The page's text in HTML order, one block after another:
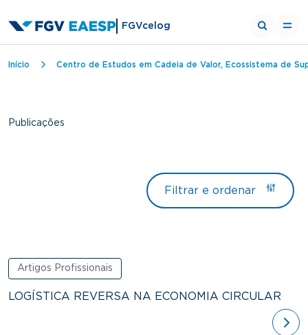
FGVcelog
Trilha de navegação
Início Centro de Estudos em Cadeia de Valor, Ecossistema de
Publicações
Filtrar e ordenar
Artigos Profissionais
LOGÍSTICA REVERSA NA ECONOMIA CIRCULAR